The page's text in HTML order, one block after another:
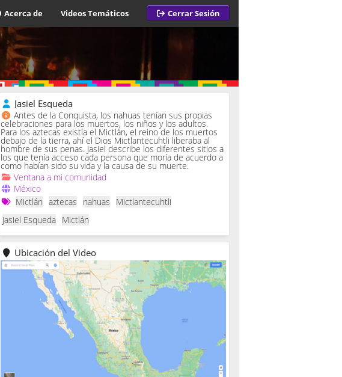
Acerca de Videos Temáticos Cerrar Sesión
Jasiel Esqueda
Antes de la Conquista, los nahuas tenían sus propias
celebraciones para los muertos, los niños y los adultos.
Para los aztecas existía el Mictlán, el reino de los muertos
debajo de la tierra, ahí el Dios Mictlantecuhtli liberaba al
hombre de sus penas. Jasiel describe los diferentes sitios a
los que tenía acceso cada persona que moría de acuerdo a
como habían sido su vida y la causa de su muerte.
Ventana a mi comunidad
México
Mictlán aztecas nahuas
Mictlantecuhtli
Jasiel Esqueda Mictlán
Ubicación del Video